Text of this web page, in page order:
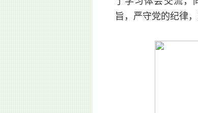
旨，严守党的纪律